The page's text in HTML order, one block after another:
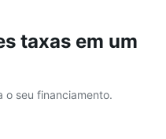
taxas em um
o seu financiamento.